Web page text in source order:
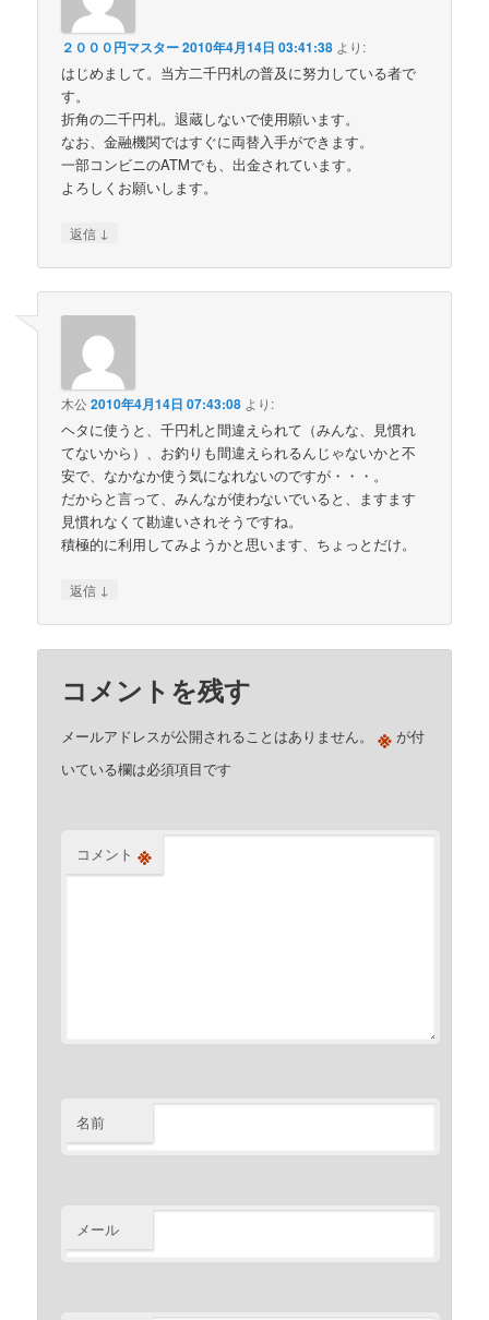
２０００円マスター2010年4月14日 03:41:38 より:
はじめまして。当方二千円札の普及に努力している者で
す。
折角の二千円札。退蔵しないで使用願います。
なお、金融機関ではすぐに両替入手ができます。
一部コンビニのATMでも、出金されています。
よろしくお願いします。
返信 ↓
木公2010年4月14日 07:43:08 より:
ヘタに使うと、千円札と間違えられて（みんな、見慣れ
てないから）、お釣りも間違えられるんじゃないかと不
安で、なかなか使う気になれないのですが・・・。
だからと言って、みんなが使わないでいると、ますます
見慣れなくて勘違いされそうですね。
積極的に利用してみようかと思います、ちょっとだけ。
返信 ↓
コメントを残す
メールアドレスが公開されることはありません。 ※ が付
いている欄は必須項目です
コメント ※
名前
メール